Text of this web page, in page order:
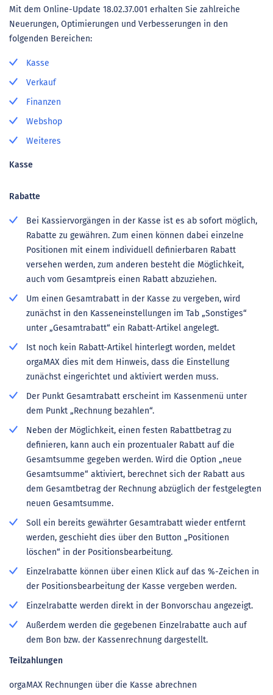
Mit dem Online-Update 18.02.37.001 erhalten Sie zahlreiche
Neuerungen, Optimierungen und Verbesserungen in den
folgenden Bereichen:
Kasse
Verkauf
Finanzen
Webshop
Weiteres
Kasse
Rabatte
Bei Kassiervorgängen in der Kasse ist es ab sofort möglich,
Rabatte zu gewähren. Zum einen können dabei einzelne
Positionen mit einem individuell definierbaren Rabatt
versehen werden, zum anderen besteht die Möglichkeit,
auch vom Gesamtpreis einen Rabatt abzuziehen.
Um einen Gesamtrabatt in der Kasse zu vergeben, wird
zunächst in den Kasseneinstellungen im Tab „Sonstiges“
unter „Gesamtrabatt“ ein Rabatt-Artikel angelegt.
Ist noch kein Rabatt-Artikel hinterlegt worden, meldet
orgaMAX dies mit dem Hinweis, dass die Einstellung
zunächst eingerichtet und aktiviert werden muss.
Der Punkt Gesamtrabatt erscheint im Kassenmenü unter
dem Punkt „Rechnung bezahlen“.
Neben der Möglichkeit, einen festen Rabattbetrag zu
definieren, kann auch ein prozentualer Rabatt auf die
Gesamtsumme gegeben werden. Wird die Option „neue
Gesamtsumme“ aktiviert, berechnet sich der Rabatt aus
dem Gesamtbetrag der Rechnung abzüglich der festgelegten
neuen Gesamtsumme.
Soll ein bereits gewährter Gesamtrabatt wieder entfernt
werden, geschieht dies über den Button „Positionen
löschen“ in der Positionsbearbeitung.
Einzelrabatte können über einen Klick auf das %-Zeichen in
der Positionsbearbeitung der Kasse vergeben werden.
Einzelrabatte werden direkt in der Bonvorschau angezeigt.
Außerdem werden die gegebenen Einzelrabatte auch auf
dem Bon bzw. der Kassenrechnung dargestellt.
Teilzahlungen
orgaMAX Rechnungen über die Kasse abrechnen